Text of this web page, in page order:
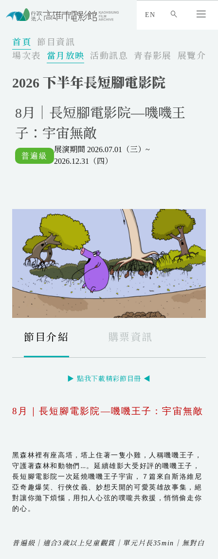
EN
首頁
節目資訊
場次表
當月放映 活動訊息 青春影展 展覽介紹
2026 下半年長短腳電影院
8月｜長短腳電影院—嘰嘰王
子：宇宙無敵
展演期間 2026.07.01（三）~
2026.12.31（四）
節目介紹 購票資訊
▶ 點我下載精彩節目冊 ◀
8月｜長短腳電影院—嘰嘰王子：宇宙無敵
黑森林裡有座高塔，塔上住著一隻小雞，人稱嘰嘰王子，
守護著森林和動物們…。延續雄影大受好評的嘰嘰王子，
長短腳電影院一次延燒嘰嘰王子宇宙，７篇來自斯洛維尼
亞奇趣爆笑、行俠仗義、妙想天開的可愛英雄故事集，絕
對讓你拋下煩惱，用扣人心弦的噗嚨共救援，悄悄偷走你
的心。
普遍級｜適合3歲以上兒童觀賞｜單元片長35min｜無對白